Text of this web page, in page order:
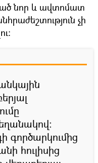
նոր և ավտոմատ
չի
հուլիսից